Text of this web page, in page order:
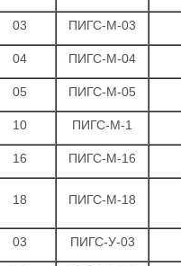
03 ПИГС-М-03
04 ПИГС-М-04
05 ПИГС-М-05
10 ПИГС-М-1
16 ПИГС-М-16
18 ПИГС-М-18
03 ПИГС-У-03